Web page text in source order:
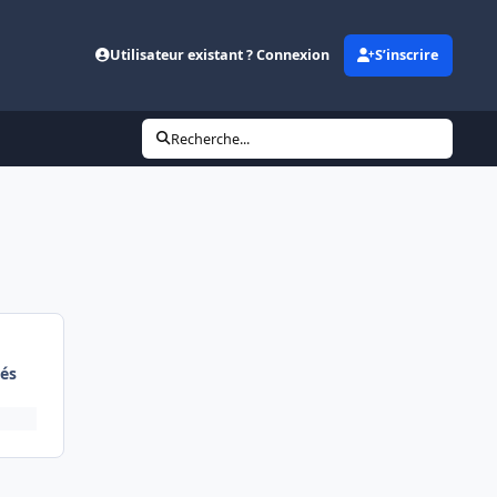
Utilisateur existant ? Connexion S’inscrire
Recherche...